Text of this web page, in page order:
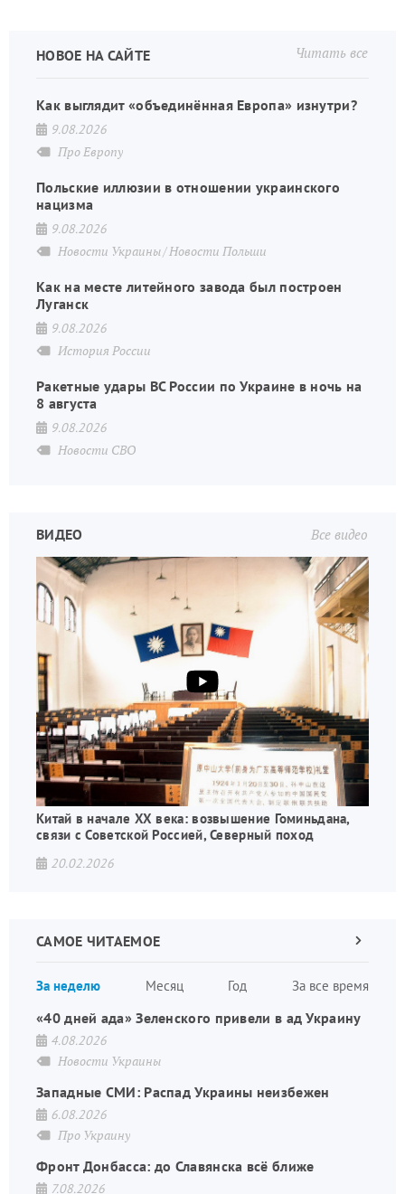
Читать все
НОВОЕ НА САЙТЕ
Как выглядит «объединённая Европа» изнутри?
9.08.2026
Про Европу
Польские иллюзии в отношении украинского
нацизма
9.08.2026
Новости Украины Новости Польши
Как на месте литейного завода был построен
Луганск
9.08.2026
История России
Ракетные удары ВС России по Украине в ночь на
8 августа
9.08.2026
Новости СВО
Все видео
ВИДЕО
Китай в начале XX века: возвышение Гоминьдана,
связи с Советской Россией, Северный поход
20.02.2026
САМОЕ ЧИТАЕМОЕ
За неделю Месяц Год За все время
Следующая
«40 дней ада» Зеленского привели в ад Украину
4.08.2026
Новости Украины
Западные СМИ: Распад Украины неизбежен
6.08.2026
Про Украину
Фронт Донбасса: до Славянска всё ближе
7.08.2026